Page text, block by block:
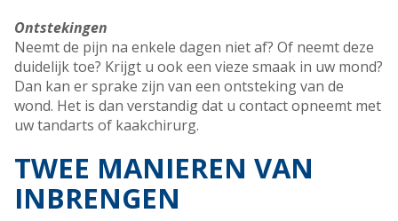
Ontstekingen
Neemt de pijn na enkele dagen niet af? Of neemt deze
duidelijk toe? Krijgt u ook een vieze smaak in uw mond?
Dan kan er sprake zijn van een ontsteking van de
wond. Het is dan verstandig dat u contact opneemt met
uw tandarts of kaakchirurg.
TWEE MANIEREN VAN
INBRENGEN